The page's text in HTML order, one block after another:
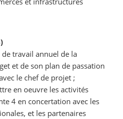
travail annuel de la
et de son plan de passation
le chef de projet ;
en oeuvre les activités
4 en concertation avec les
et les partenaires